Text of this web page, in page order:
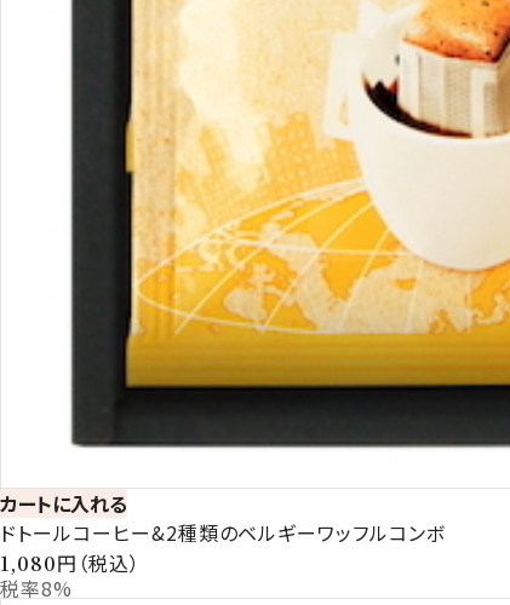
カートに入れる
ドトールコーヒー&2種類のベルギーワッフルコンボ
1,080円（税込）
税率8%